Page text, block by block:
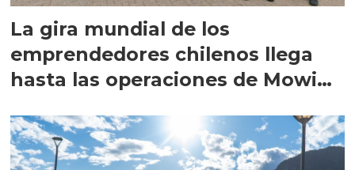
La gira mundial de los
emprendedores chilenos llega
hasta las operaciones de Mowi